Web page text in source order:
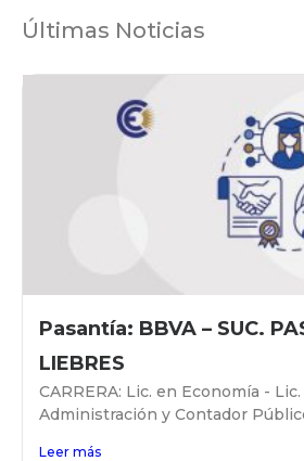
Últimas Noticias
Pasantía: BBVA – SUC.
LIEBRES
CARRERA: Lic. en Economía -
Administración y Contador
Leer más